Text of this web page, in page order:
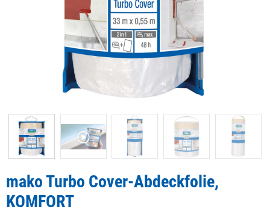
mako Turbo Cover-Abdeckfolie,
KOMFORT